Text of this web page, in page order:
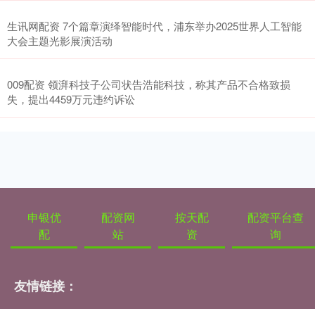
生讯网配资 7个篇章演绎智能时代，浦东举办2025世界人工智能
大会主题光影展演活动
009配资 领湃科技子公司状告浩能科技，称其产品不合格致损
失，提出4459万元违约诉讼
申银优
配
配资网
站
按天配
资
配资平台查
询
友情链接：